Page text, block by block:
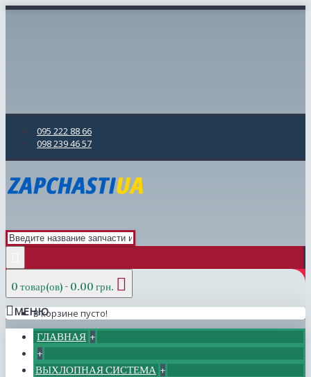
095 222 88 66
098 239 46 57
0 товар(ов) - 0.00 грн.
В корзине пусто!
МЕНЮ
ГЛАВНАЯ +
+
ВЫХЛОПНАЯ СИСТЕМА +